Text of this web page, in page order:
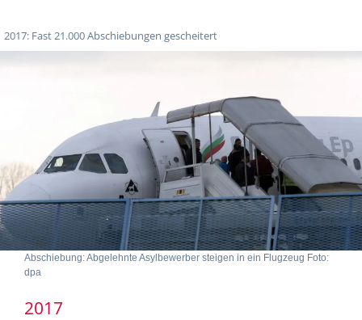
2017: Fast 21.000 Abschiebungen gescheitert
Abschiebung: Abgelehnte Asylbewerber steigen in ein Flugzeug Foto:
dpa
2017